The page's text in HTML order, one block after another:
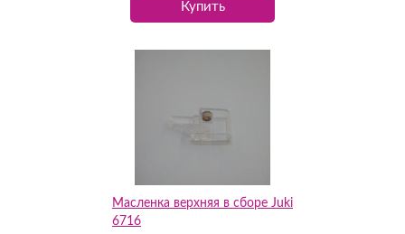
Купить
Масленка верхняя в сборе Juki
6716